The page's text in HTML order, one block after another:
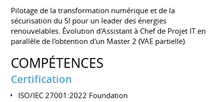
Pilotage de la transformation numérique et de la
sécurisation du SI pour un leader des énergies
renouvelables. Évolution d'Assistant à Chef de Projet IT en
parallèle de l'obtention d'un Master 2 (VAE partielle).
COMPÉTENCES
Certification
ISO/IEC 27001:2022 Foundation